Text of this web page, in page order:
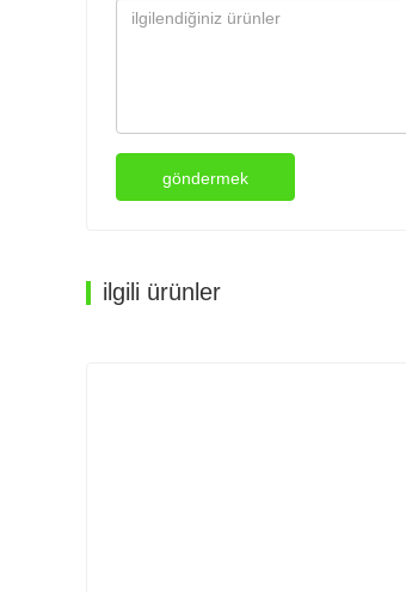
göndermek
ilgili ürünler